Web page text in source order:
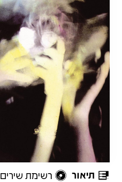
תיאור רשימת שירים